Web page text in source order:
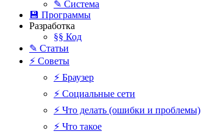
✎ Система
💾 Программы
Разработка
§§ Код
✎ Статьи
⚡ Советы
⚡ Браузер
⚡ Социальные сети
⚡ Что делать (ошибки и проблемы)
⚡ Что такое